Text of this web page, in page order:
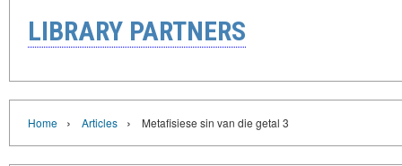
LIBRARY PARTNERS
Home › Articles › Metafisiese sin van die getal 3